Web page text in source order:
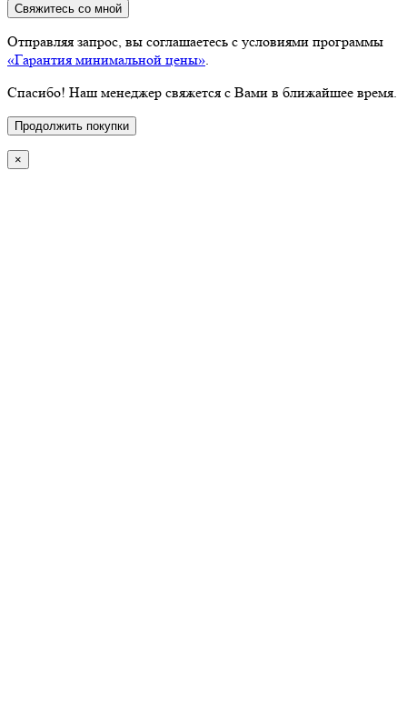
Свяжитесь со мной
Отправляя запрос, вы соглашаетесь с условиями программы
«Гарантия минимальной цены».
Спасибо! Наш менеджер свяжется с Вами в ближайшее время.
Продолжить покупки
×